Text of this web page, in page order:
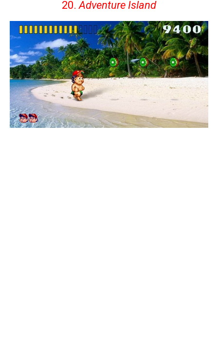
20.Adventure Island